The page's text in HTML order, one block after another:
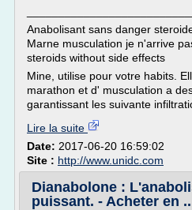
Anabolisant sans danger
Marne musculation je n'arrive
steroids without side effects
Mine, utilise pour votre habits.
marathon et d' musculation a
garantissant les suivante
Lire la suite
Date: 2017-06-20 16:59:02
Site : http://www.unidc.com
Dianabolone :
puissant. - Acheter en